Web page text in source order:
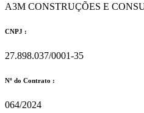
A3M CONSTRUÇÕES E
CNPJ :
27.898.037/0001-35
Nº do Contrato :
064/2024